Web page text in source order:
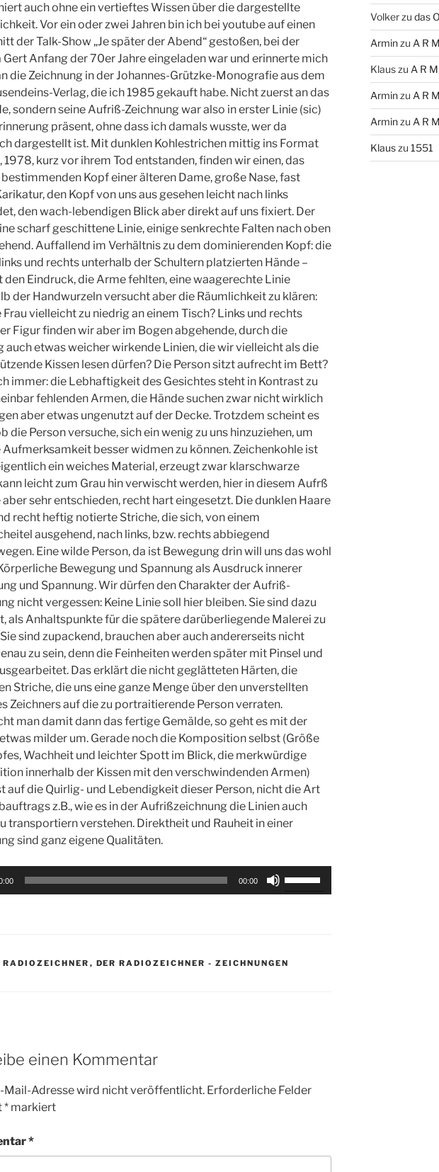
auch ohne ein vertieftes Wissen über die dargestellte
Vor ein oder zwei Jahren bin ich bei youtube auf einen
der Talk-Show „Je später der Abend“ gestoßen, bei der
Gert Anfang der 70er Jahre eingeladen war und erinnerte mich
die Zeichnung in der Johannes-Grützke-Monografie aus dem
Verlag, die ich 1985 gekauft habe. Nicht zuerst an das
sondern seine Aufriß-Zeichnung war also in erster Linie (sic)
präsent, ohne dass ich damals wusste, wer da
dargestellt ist. Mit dunklen Kohlestrichen mittig ins Format
1978, kurz vor ihrem Tod entstanden, finden wir einen, das
Kopf einer älteren Dame, große Nase, fast
den Kopf von uns aus gesehen leicht nach links
den wach-lebendigen Blick aber direkt auf uns fixiert. Der
scharf geschittene Linie, einige senkrechte Falten nach oben
Auffallend im Verhältnis zu dem dominierenden Kopf: die
und rechts unterhalb der Schultern platzierten Hände –
den Eindruck, die Arme fehlten, eine waagerechte Linie
der Handwurzeln versucht aber die Räumlichkeit zu klären:
vielleicht zu niedrig an einem Tisch? Links und rechts
Figur finden wir aber im Bogen abgehende, durch die
auch etwas weicher wirkende Linien, die wir vielleicht als die
Kissen lesen dürfen? Die Person sitzt aufrecht im Bett?
immer: die Lebhaftigkeit des Gesichtes steht in Kontrast zu
fehlenden Armen, die Hände suchen zwar nicht wirklich
aber etwas ungenutzt auf der Decke. Trotzdem scheint es
die Person versuche, sich ein wenig zu uns hinzuziehen, um
Aufmerksamkeit besser widmen zu können. Zeichenkohle ist
ein weiches Material, erzeugt zwar klarschwarze
leicht zum Grau hin verwischt werden, hier in diesem Aufrß
sehr entschieden, recht hart eingesetzt. Die dunklen Haare
recht heftig notierte Striche, die sich, von einem
ausgehend, nach links, bzw. rechts abbiegend
Eine wilde Person, da ist Bewegung drin will uns das wohl
Bewegung und Spannung als Ausdruck innerer
und Spannung. Wir dürfen den Charakter der Aufriß-
nicht vergessen: Keine Linie soll hier bleiben. Sie sind dazu
als Anhaltspunkte für die spätere darüberliegende Malerei zu
sind zupackend, brauchen aber auch andererseits nicht
zu sein, denn die Feinheiten werden später mit Pinsel und
Das erklärt die nicht geglätteten Härten, die
Striche, die uns eine ganze Menge über den unverstellten
Zeichners auf die zu portraitierende Person verraten.
man damit dann das fertige Gemälde, so geht es mit der
milder um. Gerade noch die Komposition selbst (Größe
Wachheit und leichter Spott im Blick, die merkwürdige
innerhalb der Kissen mit den verschwindenden Armen)
auf die Quirlig- und Lebendigkeit dieser Person, nicht die Art
z.B., wie es in der Aufrißzeichnung die Linien auch
transportiern verstehen. Direktheit und Rauheit in einer
sind ganz eigene Qualitäten.
00:00
Lautstärke
RADIOZEICHNER , DER RADIOZEICHNER - ZEICHNUNGEN
einen Kommentar
Mail-Adresse wird nicht veröffentlicht. Erforderliche Felder
* markiert
*
Volkerzu das
Arminzu A R
Klauszu A R
Arminzu A R
Arminzu A R
Klauszu 1551